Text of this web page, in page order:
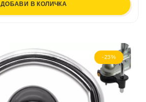
ДОБАВИ В КОЛИЧКА
-23%